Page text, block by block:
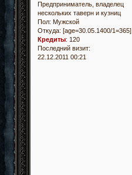
Предприниматель, владелец
нескольких таверн и кузниц
Пол: Мужской
Откуда: [age=30.05.1400/1=365]
Кредиты: 120
Последний визит:
22.12.2011 00:21